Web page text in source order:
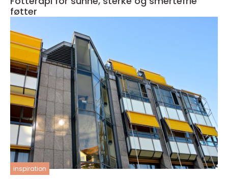
føtter
inspiration